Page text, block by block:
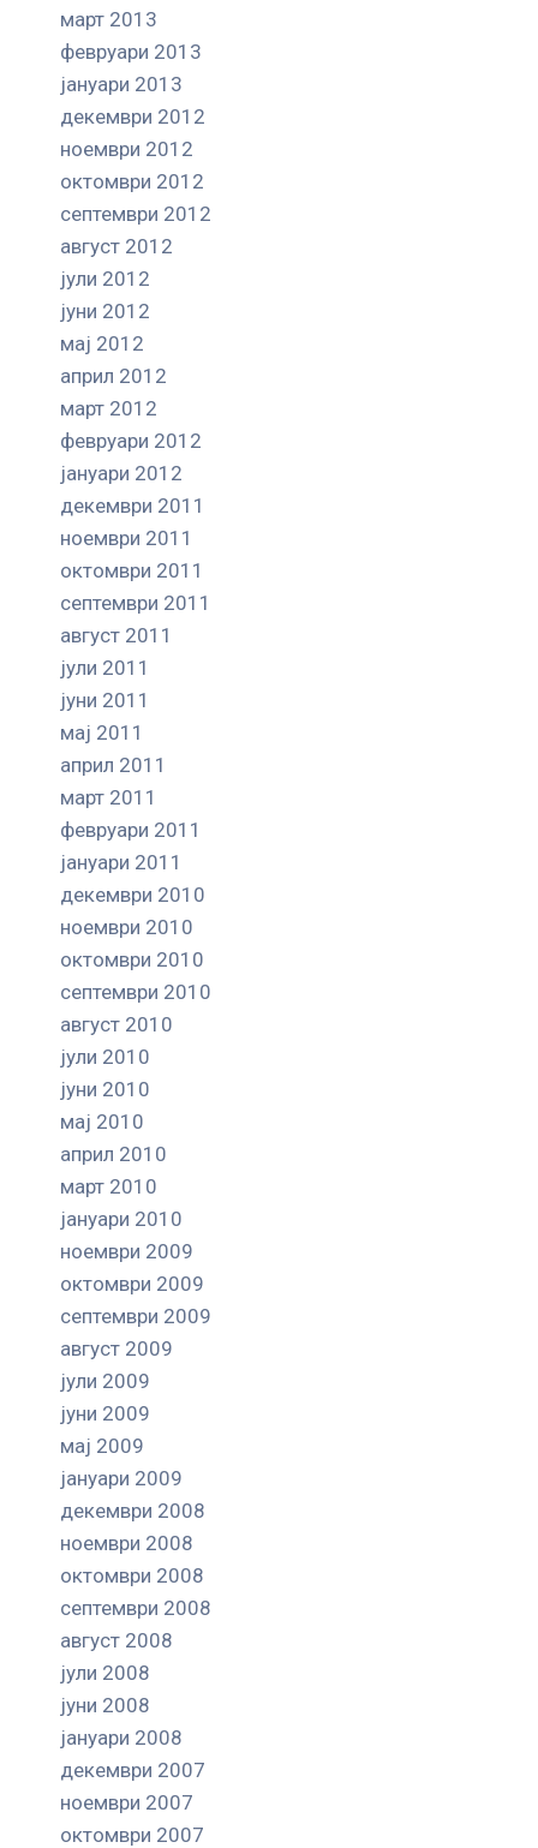
март 2013
февруари 2013
јануари 2013
декември 2012
ноември 2012
октомври 2012
септември 2012
август 2012
јули 2012
јуни 2012
мај 2012
април 2012
март 2012
февруари 2012
јануари 2012
декември 2011
ноември 2011
октомври 2011
септември 2011
август 2011
јули 2011
јуни 2011
мај 2011
април 2011
март 2011
февруари 2011
јануари 2011
декември 2010
ноември 2010
октомври 2010
септември 2010
август 2010
јули 2010
јуни 2010
мај 2010
април 2010
март 2010
јануари 2010
ноември 2009
октомври 2009
септември 2009
август 2009
јули 2009
јуни 2009
мај 2009
јануари 2009
декември 2008
ноември 2008
октомври 2008
септември 2008
август 2008
јули 2008
јуни 2008
јануари 2008
декември 2007
ноември 2007
октомври 2007